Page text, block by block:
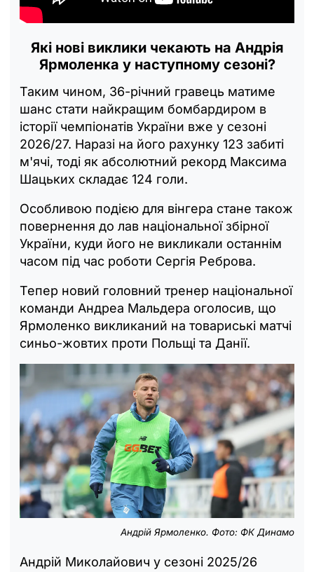
Які нові виклики чекають на Андрія
Ярмоленка у наступному сезоні?
Таким чином, 36-річний гравець матиме
шанс стати найкращим бомбардиром в
історії чемпіонатів України вже у сезоні
2026/27. Наразі на його рахунку 123 забиті
м'ячі, тоді як абсолютний рекорд Максима
Шацьких складає 124 голи.
Особливою подією для вінгера стане також
повернення до лав національної збірної
України, куди його не викликали останнім
часом під час роботи Сергія Реброва.
Тепер новий головний тренер національної
команди Андреа Мальдера оголосив, що
Ярмоленко викликаний на товариські матчі
синьо-жовтих проти Польщі та Данії.
Андрій Ярмоленко. Фото: ФК Динамо
Андрій Миколайович у сезоні 2025/26